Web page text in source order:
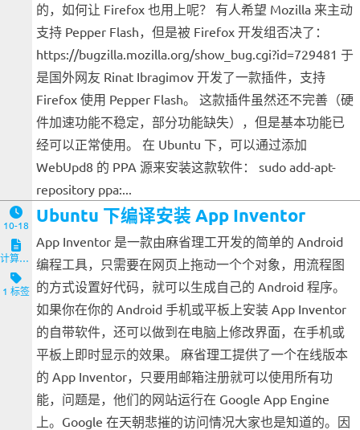
的，如何让 Firefox 也用上呢？ 有人希望 Mozilla 来主动
支持 Pepper Flash，但是被 Firefox 开发组否决了：
https://bugzilla.mozilla.org/show_bug.cgi?id=729481 于
是国外网友 Rinat Ibragimov 开发了一款插件，支持
Firefox 使用 Pepper Flash。 这款插件虽然还不完善（硬
件加速功能不稳定，部分功能缺失），但是基本功能已
经可以正常使用。 在 Ubuntu 下，可以通过添加
WebUpd8 的 PPA 源来安装这款软件： sudo add-apt-
repository ppa:...
10-18
计算机与客户端
1 标签
Ubuntu 下编译安装 App Inventor
App Inventor 是一款由麻省理工开发的简单的 Android
编程工具，只需要在网页上拖动一个个对象，用流程图
的方式设置好代码，就可以生成自己的 Android 程序。
如果你在你的 Android 手机或平板上安装 App Inventor
的自带软件，还可以做到在电脑上修改界面，在手机或
平板上即时显示的效果。 麻省理工提供了一个在线版本
的 App Inventor，只要用邮箱注册就可以使用所有功
能，问题是，他们的网站运行在 Google App Engine
上。Google 在天朝悲摧的访问情况大家也是知道的。因